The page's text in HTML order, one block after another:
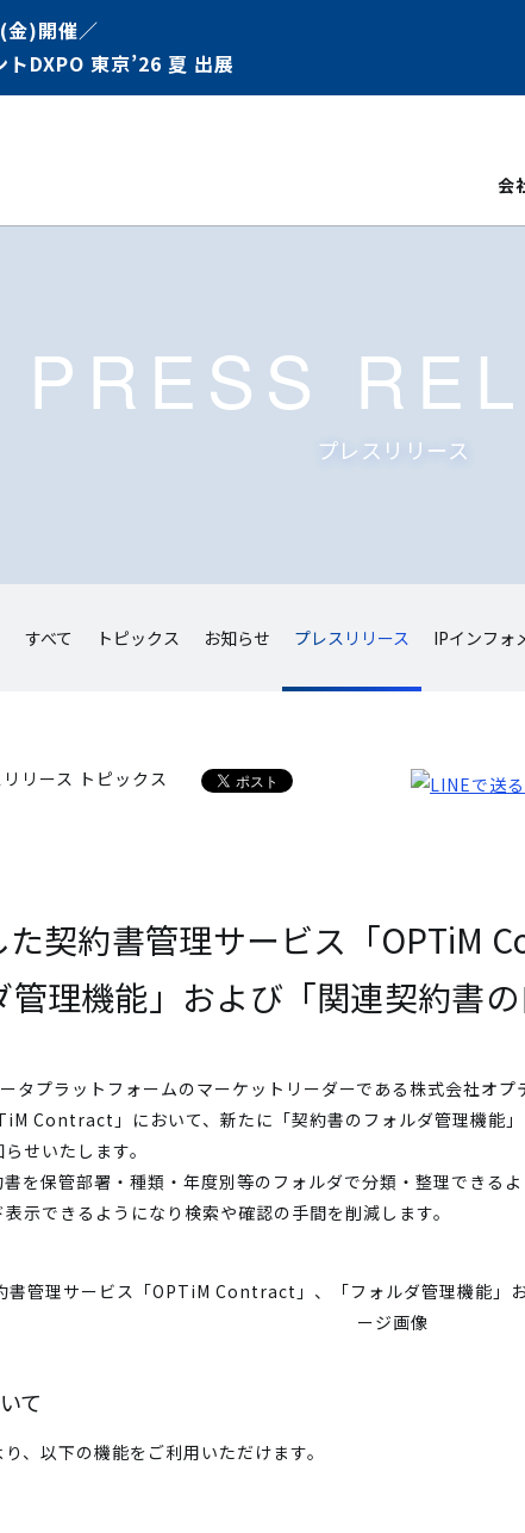
)開催／
DXPO 東京’26 夏 出展
会
PRESS
プレスリリース
すべて トピックス お知らせ プレスリリース IPインフォ
リース トピックス
契約書管理サービス「OPTiM
管理機能」および「関連契約書
タプラットフォームのマーケットリーダーである株式会社オ
Contract」において、新たに「契約書のフォルダ管理機能
せいたします。
を保管部署・種類・年度別等のフォルダで分類・整理できる
示できるようになり検索や確認の手間を削減します。
て
、以下の機能をご利用いただけます。